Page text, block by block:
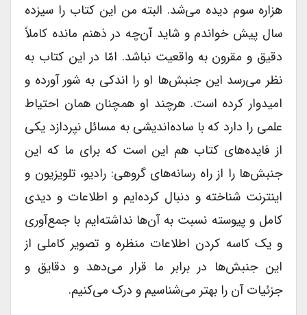
هزاره سوم دیده می‌شد. البته من این کتاب را سیزده
سال پیش خواندم و شاید آن‌چه در ذهنم مانده کاملاً
دقیق و مقرون به واقعیت نباشد. امّا در این کتاب به
نظر می‌رسد این جنبش‌ها او را اندکی به شور آورده و
امیدوار کرده است. هرچند او همچنان همان احتیاط
علمی را دارد که با ساده‌اندیشی به مسائل نپردازد یکی
از فایده‌های کتاب هم این است که برای ما که این
جنبش‌ها را از راه رسانه‌های گروهی: رادیو، تلویزیون و
اینترنت شناخته و دنبال کرده‌ایم و اطلاعات و دیدی
کامل و پیوسته نسبت به آن‌ها نداشته‌ایم با جمع‌آوری
و یک کاسه کردن اطلاعات منظره و تصویر کاملی از
این جنبش‌ها در برابر ما قرار می‌دهد و دقایق و
جزئیات آن را بهتر می‌شناسیم و درک می‌کنیم.